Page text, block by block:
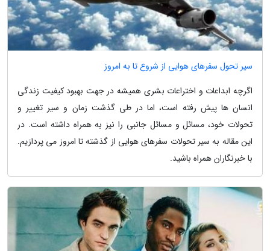
سیر تحول سفرهای هوایی از شروع تا به امروز
اگرچه ابداعات و اختراعات بشری همیشه در جهت بهبود کیفیت زندگی
انسان ها پیش رفته است، اما در طی گذشت زمان و سیر تغییر و
تحولات خود، مسائل و مسائل جانبی را نیز به همراه داشته است. در
این مقاله به سیر تحولات سفرهای هوایی از گذشته تا امروز می پردازیم.
با خبرنگاران همراه باشید.